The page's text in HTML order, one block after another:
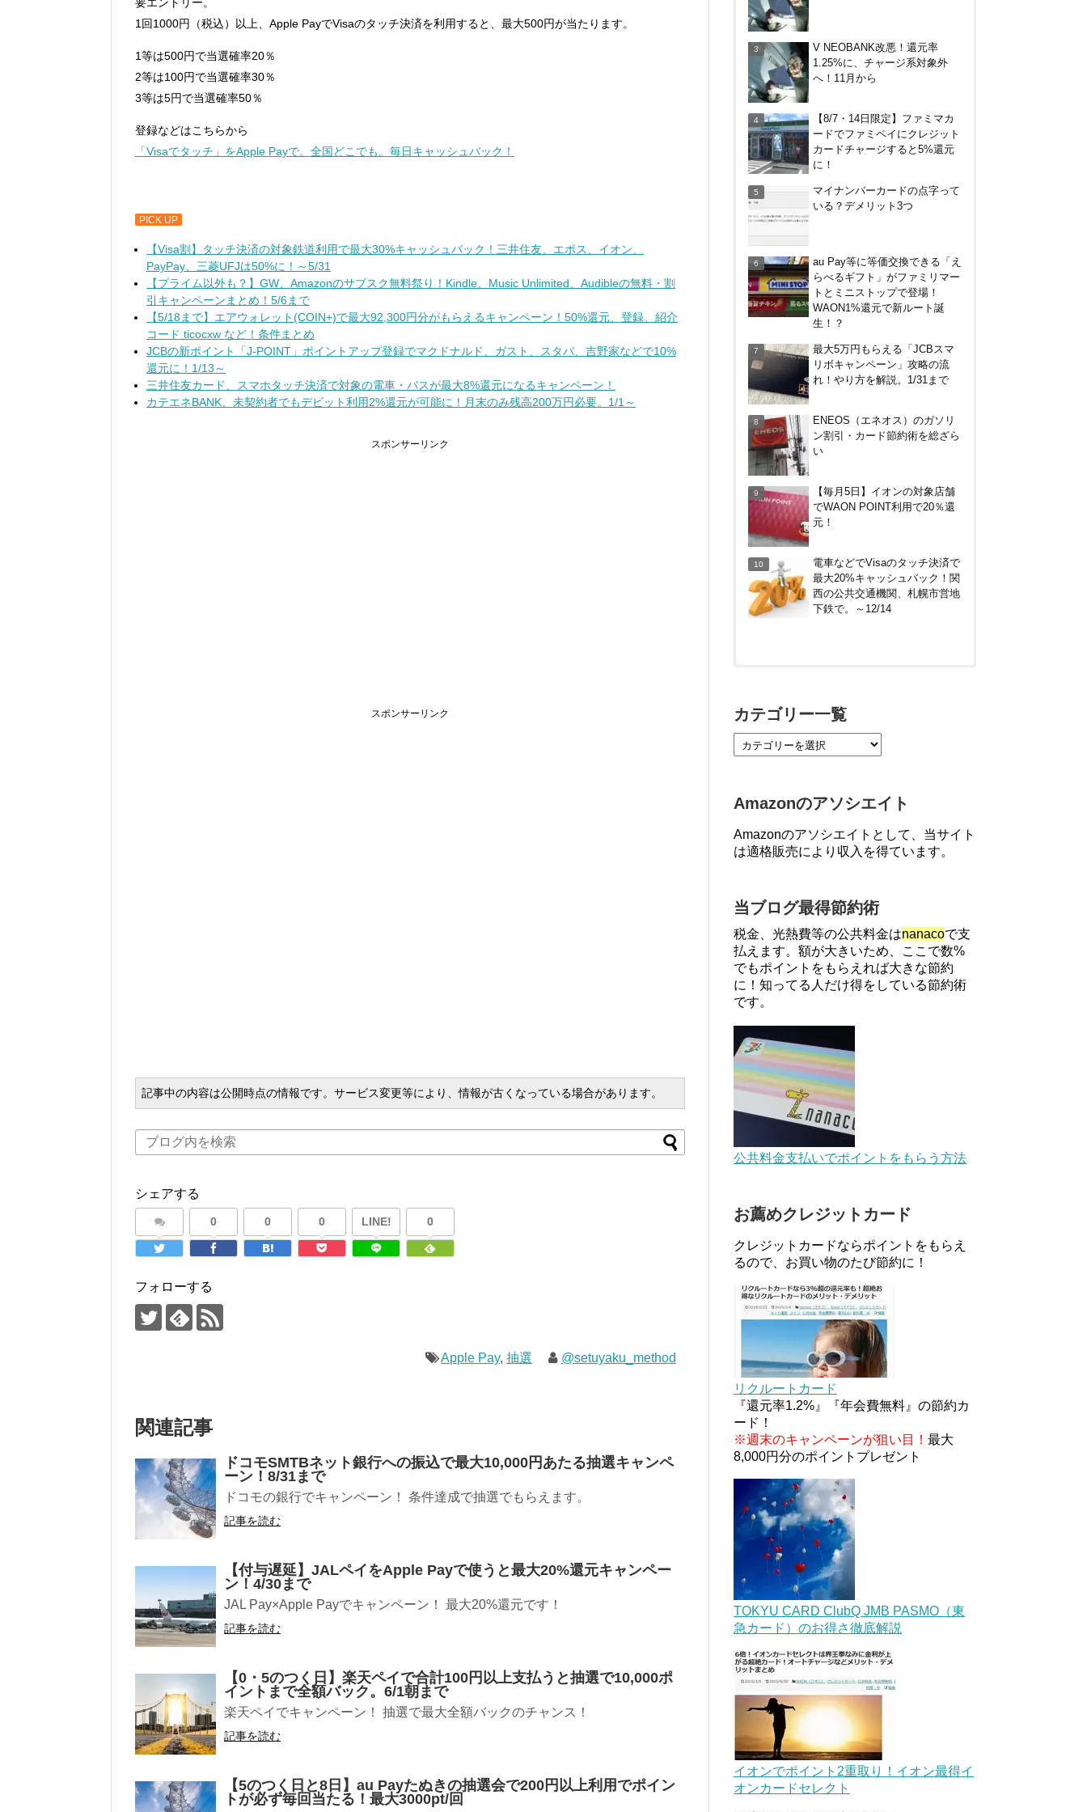
1回1000円（税込）以上、Apple PayでVisaのタッチ決済を利用すると、最大500円が当たります。
1等は500円で当選確率20％
2等は100円で当選確率30％
3等は5円で当選確率50％
登録などはこちらから
「Visaでタッチ」をApple Payで。全国どこでも。毎日キャッシュバック！
PICK UP
【Visa割】タッチ決済の対象鉄道利用で最大30%キャッシュバック！三井住友、エポス、イオン、
PayPay、三菱UFJは50%に！～5/31
【プライム以外も？】GW、Amazonのサブスク無料祭り！Kindle、Music Unlimited、Audibleの無料・割
引キャンペーンまとめ！5/6まで
【5/18まで】エアウォレット(COIN+)で最大92,300円分がもらえるキャンペーン！50%還元、登録、紹介
コード ticocxw など！条件まとめ
JCBの新ポイント「J-POINT」ポイントアップ登録でマクドナルド、ガスト、スタバ、吉野家などで10%
還元に！1/13～
三井住友カード、スマホタッチ決済で対象の電車・バスが最大8%還元になるキャンペーン！
カテエネBANK、未契約者でもデビット利用2%還元が可能に！月末のみ残高200万円必要。1/1～
スポンサーリンク
スポンサーリンク
記事中の内容は公開時点の情報です。サービス変更等により、情報が古くなっている場合があります。
シェアする
0 0 0 LINE! 0
フォローする
Apple Pay,抽選 @setuyaku_method
関連記事
ドコモSMTBネット銀行への振込で最大10,000円あたる抽選キャンペ
ーン！8/31まで
ドコモの銀行でキャンペーン！ 条件達成で抽選でもらえます。
記事を読む
【付与遅延】JALペイをApple Payで使うと最大20%還元キャンペー
ン！4/30まで
JAL Pay×Apple Payでキャンペーン！ 最大20%還元です！
記事を読む
【0・5のつく日】楽天ペイで合計100円以上支払うと抽選で10,000ポ
イントまで全額バック。6/1朝まで
楽天ペイでキャンペーン！ 抽選で最大全額バックのチャンス！
記事を読む
【5のつく日と8日】au Payたぬきの抽選会で200円以上利用でポイン
トが必ず毎回当たる！最大3000pt/回
手数料徴収へ！8/3～
込で最大10,000円あたる抽選キ
ャンペーン！8/31まで
地銀の口座追加などの条件達成
で。9/30まで
ードでファミペイにクレジット
カードチャージすると5%還元
に！
アメリカン・エキスプレス・カ
ク！中小企業店舗の対象店舗
で。～8/31
V NEOBANK改悪！還元率
1.25%に、チャージ系対象外
へ！11月から
【8/7・14日限定】ファミマカ
ードでファミペイにクレジット
カードチャージすると5%還元
に！
マイナンバーカードの点字って
いる？デメリット3つ
au Pay等に等価交換できる「え
らべるギフト」がファミリマー
トとミニストップで登場！
WAON1%還元で新ルート誕
生！？
最大5万円もらえる「JCBスマ
リボキャンペーン」攻略の流
れ！やり方を解説。1/31まで
ENEOS（エネオス）のガソリ
ン割引・カード節約術を総ざら
い
【毎月5日】イオンの対象店舗
でWAON POINT利用で20％還
元！
電車などでVisaのタッチ決済で
最大20%キャッシュバック！関
西の公共交通機関、札幌市営地
下鉄で。～12/14
朝まで
【7/21まで】エアウォレット
元、登録、紹介コード wtffz4c
【2倍増量】PayPayカード、ま
るごとフラットリボ登録と3回
ソニーフィナンシャルグループ
の株主限定！2万円もらえる口
座開設キャンペーン。7/31まで
【解決】マリオットボンヴォイ
【対象者限定】楽天ペイで決済
すると最大300ポイントキャン
ペーン！～6/1
au Pay等に等価交換できる「え
トとミニストップで登場！
JCBカードWでApple Pay追加
る方法
住信SBIネット銀行のデビット
カードPoint＋で最大2%還元！
V NEOバンクデビットとどっち
が良い？条件などまとめ
マイナンバーカードの点字って
いる？デメリット3つ
カテゴリー一覧
Amazonのアソシエイト
Amazonのアソシエイトとして、当サイト
は適格販売により収入を得ています。
当ブログ最得節約術
税金、光熱費等の公共料金はnanacoで支
払えます。額が大きいため、ここで数%
でもポイントをもらえれば大きな節約
に！知ってる人だけ得をしている節約術
です。
公共料金支払いでポイントをもらう方法
お薦めクレジットカード
クレジットカードならポイントをもらえ
るので、お買い物のたび節約に！
リクルートカード
『還元率1.2%』『年会費無料』の節約カ
ード！
※週末のキャンペーンが狙い目！ 最大
8,000円分のポイントプレゼント
TOKYU CARD ClubQ JMB PASMO（東
急カード）のお得さ徹底解説
イオンでポイント2重取り！イオン最得イ
オンカードセレクト